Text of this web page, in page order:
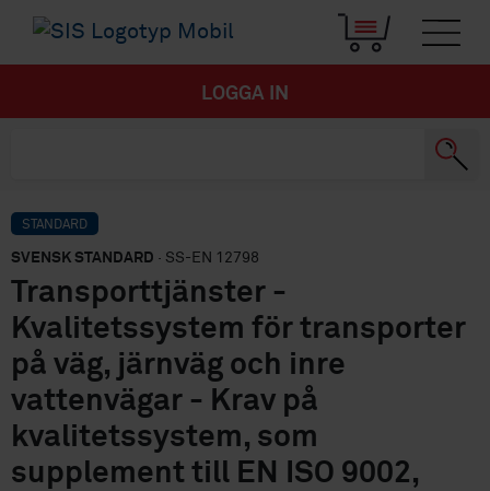
LOGGA IN
STANDARD
SVENSK STANDARD · SS-EN 12798
Transporttjänster -
Kvalitetssystem för transporter
på väg, järnväg och inre
vattenvägar - Krav på
kvalitetssystem, som
supplement till EN ISO 9002,